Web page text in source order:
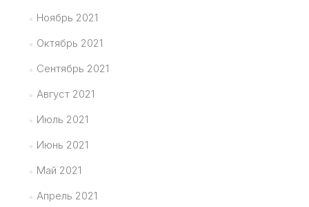
Ноябрь 2021
Октябрь 2021
Сентябрь 2021
Август 2021
Июль 2021
Июнь 2021
Май 2021
Апрель 2021